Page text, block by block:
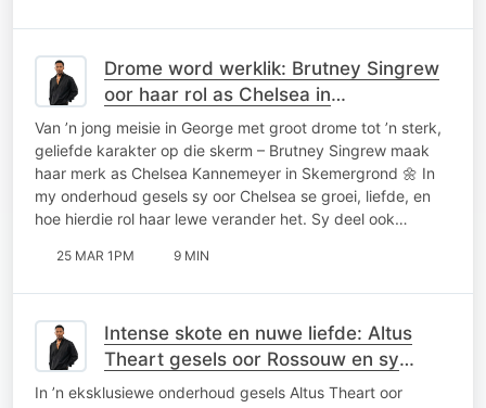
Drome word werklik: Brutney Singrew
oor haar rol as Chelsea in
Skemergrond
Van ’n jong meisie in George met groot drome tot ’n sterk,
geliefde karakter op die skerm – Brutney Singrew maak
haar merk as Chelsea Kannemeyer in Skemergrond 🌼 In
my onderhoud gesels sy oor Chelsea se groei, liefde, en
hoe hierdie rol haar lewe verander het. Sy deel ook…
25 MAR 1PM 9 MIN
Intense skote en nuwe liefde: Altus
Theart gesels oor Rossouw en sy
nuwe enkelsnit
In ’n eksklusiewe onderhoud gesels Altus Theart oor